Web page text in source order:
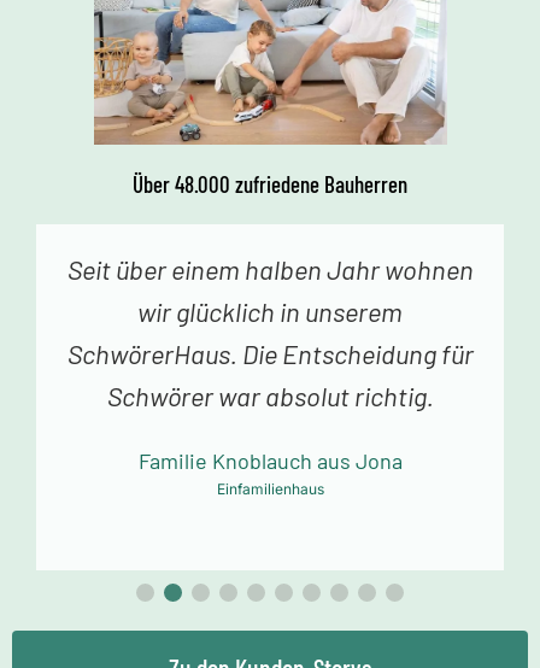
Über 48.000 zufriedene Bauherren
Vor einer Woche erhielten wir den
Schlüssel zu unserem Traumhaus.
Jedes Betreten begeistert uns. Vielen
Dank an das Schwörer-Team für die
Familie Mollowitz aus Eitorf-Mühleip